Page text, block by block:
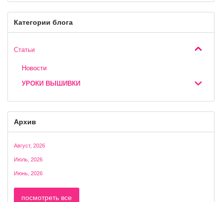
Категории блога
Статьи
Новости
УРОКИ ВЫШИВКИ
Архив
Август, 2026
Июль, 2026
Июнь, 2026
посмотреть все